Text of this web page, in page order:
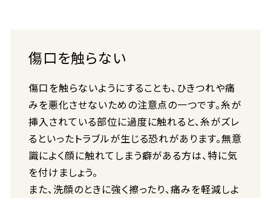
傷口を触らない
傷口を触らないようにすることも、ひきつれや痛
みを悪化させないための注意点の一つです。糸が
挿入されている部位に過度に触れると、糸がズレ
るといったトラブルが生じる恐れがあります。無意
識によく顔に触れてしまう癖がある方は、特に気
を付けましょう。
また、洗顔のときに強く擦ったり、痛みを軽減しよ